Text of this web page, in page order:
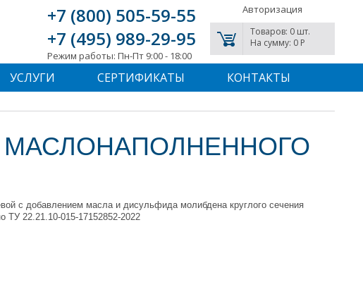
+7 (800) 505-59-55
+7 (495) 989-29-95
Режим работы: Пн-Пт 9:00 - 18:00
Авторизация
Товаров: 0 шт.
На сумму: 0 P
УСЛУГИ СЕРТИФИКАТЫ КОНТАКТЫ
МАСЛОНАПОЛНЕННОГО
с добавлением масла и дисульфида молибдена круглого сечения
ТУ 22.21.10-015-17152852-2022